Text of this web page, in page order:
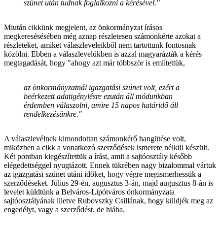
szünet után tudnak foglalkozni a kérésével."
Miután cikkünk megjelent, az önkormányzat írásos
megkeresésésében még aznap részletesen számonkérte azokat a
részleteket, amiket válaszleveleikből nem tartottunk fontosnak
közölni. Ebben a válaszlevelükben is azzal magyarázták a kérés
megtagadását, hogy "ahogy azt már többször is említettük,
az önkormányzatnál igazgatási szünet volt, ezért a
beérkezett adatigénylésre ezután áll módunkban
érdemben válaszolni, amire 15 napos határidő áll
rendelkezésünkre."
A válaszlevélnek kimondottan számonkérő hangütése volt,
miközben a cikk a vonatkozó szerződések ismerete nélkül készült.
Két pontban kiegészítettük a írást, amit a sajtóosztály később
elégedettséggel nyugtázott. Ennek tükrében nagy bizalommal vártuk
az igazgatási szünet utáni időket, hogy végre megismerhessük a
szerződéseket. Július 29-én, augusztus 3-án, majd augusztus 8-án is
levelet küldtünk a Belváros-Lipótváros önkormányzata
sajtóosztályának illetve Rubovszky Csillának, hogy küldjék meg az
engedélyt, vagy a szerződést. de hiába.